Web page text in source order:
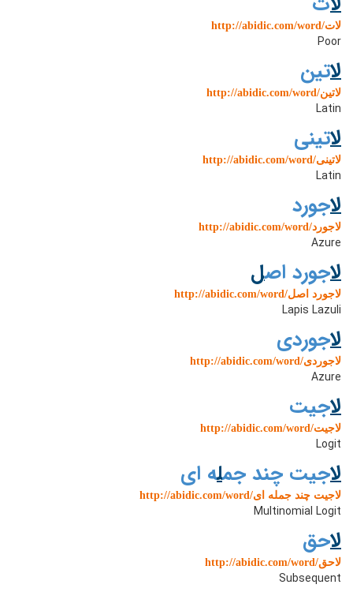
http://abidic.com/word/لات
Poor
لاتین
http://abidic.com/word/لاتین
Latin
لاتینی
http://abidic.com/word/لاتینی
Latin
لاجورد
http://abidic.com/word/لاجورد
Azure
لاجورد اصل
http://abidic.com/word/لاجورد اصل
Lapis Lazuli
لاجوردی
http://abidic.com/word/لاجوردی
Azure
لاجیت
http://abidic.com/word/لاجیت
Logit
لاجیت چند جمله ای
http://abidic.com/word/لاجیت چند جمله ای
Multinomial Logit
لاحق
http://abidic.com/word/لاحق
Subsequent